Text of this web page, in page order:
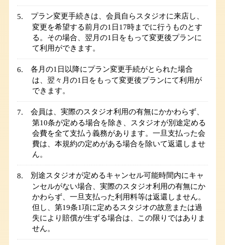
プラン変更手続きは、会員自らスタジオに来店し、
変更を希望する前月の1日17時までに行うものとす
る。その場合、翌月の1日をもって変更後プランに
て利用ができます。
各月の1日以降にプラン変更手続がとられた場合
は、翌々月の1日をもって変更後プランにて利用が
できます。
会員は、実際のスタジオ利用の有無にかかわらず、
第10条が定める場合を除き、スタジオが別途定める
会費を全て支払う義務があります。一旦支払った会
費は、本規約の定めがある場合を除いて返還しませ
ん。
別途スタジオが定めるキャンセル可能時間内にキャ
ンセルがない場合、実際のスタジオ利用の有無にか
かわらず、一旦支払った利用料等は返還しません。
但し、第19条1項に定めるスタジオの故意または過
失により賠償が生ずる場合は、この限りではありま
せん。